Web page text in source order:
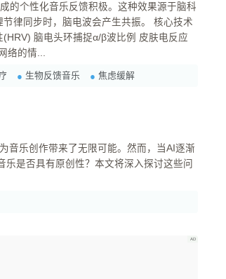
的个性化音乐反馈积极。这种效果源于脑科
步时，脑电波会产生共振。 核心技术
LSTM神经网络的情...
生物反馈音乐 焦虑缓解
是否具有原创性？本文将深入探讨这些问